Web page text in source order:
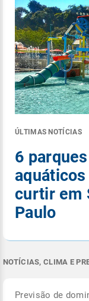
ÚLTIMAS NOTÍCIAS
6 parques
curtir em
Paulo
NOTÍCIAS, CLIMA E
Previsão de